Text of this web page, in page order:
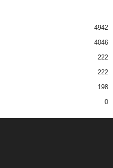
4942
4046
222
222
198
0